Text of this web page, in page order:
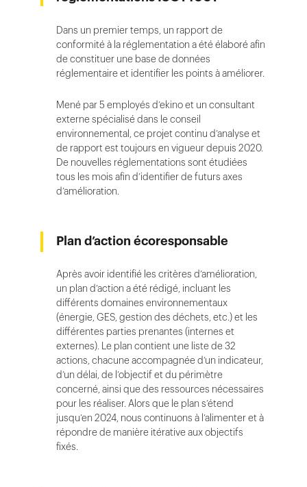
Dans un premier temps, un rapport de
conformité à la réglementation a été élaboré afin
de constituer une base de données
réglementaire et identifier les points à améliorer.
Mené par 5 employés d’ekino et un consultant
externe spécialisé dans le conseil
environnemental, ce projet continu d’analyse et
de rapport est toujours en vigueur depuis 2020.
De nouvelles réglementations sont étudiées
tous les mois afin d’identifier de futurs axes
d’amélioration.
Plan d’action écoresponsable
Après avoir identifié les critères d’amélioration,
un plan d’action a été rédigé, incluant les
différents domaines environnementaux
(énergie, GES, gestion des déchets, etc.) et les
différentes parties prenantes (internes et
externes). Le plan contient une liste de 32
actions, chacune accompagnée d’un indicateur,
d’un délai, de l’objectif et du périmètre
concerné, ainsi que des ressources nécessaires
pour les réaliser. Alors que le plan s’étend
jusqu’en 2024, nous continuons à l’alimenter et à
répondre de manière itérative aux objectifs
fixés.